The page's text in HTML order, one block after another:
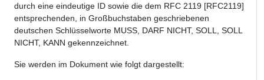
durch eine eindeutige ID sowie die dem RFC 2119 [RFC2119]
entsprechenden, in Großbuchstaben geschriebenen
deutschen Schlüsselworte MUSS, DARF NICHT, SOLL, SOLL
NICHT, KANN gekennzeichnet.
Sie werden im Dokument wie folgt dargestellt: